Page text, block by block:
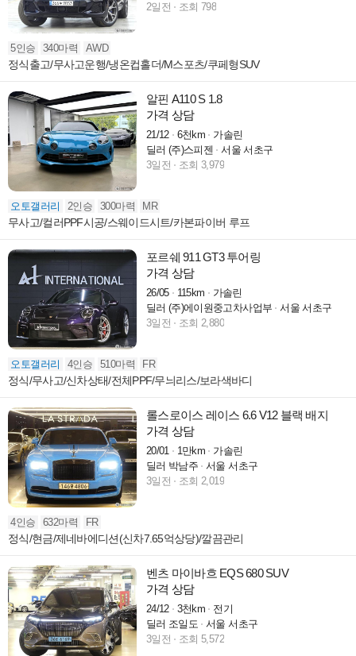
2일전
조회 798
5인승 340마력 AWD
정식출고/무사고운행/냉온컵홀더/M스포츠/쿠페형SUV
알핀 A110 S 1.8
가격 상담
21/12 6천km
가솔린
딜러 (주)스피젠
서울 서초구
3일전
조회 3,979
오토갤러리 2인승 300마력 MR
무사고/컬러PPF시공/스웨이드시트/카본파이버 루프
포르쉐 911 GT3 투어링
가격 상담
26/05 115km
가솔린
딜러 (주)에이원중고차사업부
서울 서초구
3일전
조회 2,880
오토갤러리 4인승 510마력 FR
정식/무사고/신차상태/전체PPF/무늬리스/보라색바디
롤스로이스 레이스 6.6 V12 블랙 배지
가격 상담
20/01 1만km
가솔린
딜러 박남주
서울 서초구
3일전
조회 2,019
4인승 632마력 FR
정식/현금/제네바에디션(신차7.65억상당)/깔끔관리
벤츠 마이바흐 EQS 680 SUV
가격 상담
24/12 3천km
전기
딜러 조일도
서울 서초구
3일전
조회 5,572